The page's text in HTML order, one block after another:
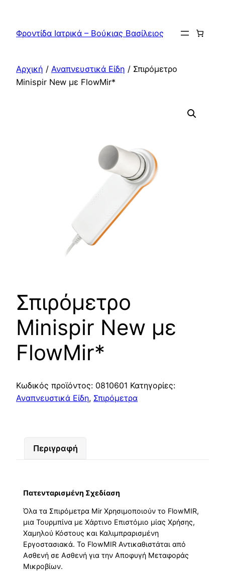
περιεχόμενο
Φροντίδα Ιατρικά – Βούκιας Βασίλειος
Αρχική / Αναπνευστικά Είδη / Σπιρόμετρο
Minispir New με FlowMir*
Σπιρόμετρο
Minispir New με
FlowMir*
Κωδικός προϊόντος: 0810601 Κατηγορίες:
Αναπνευστικά Είδη, Σπιρόμετρα
Περιγραφή
Πατενταρισμένη Σχεδίαση
Όλα τα Σπιρόμετρα Mir Χρησιμοποιούν το FlowMIR,
μια Τουρμπίνα με Χάρτινο Επιστόμιο μίας Χρήσης,
Χαμηλού Κόστους και Καλιμπραρισμένη
Εργοστασιακά. Το FlowMIR Αντικαθιστάται από
Ασθενή σε Ασθενή για την Αποφυγή Μεταφοράς
Μικροβίων.